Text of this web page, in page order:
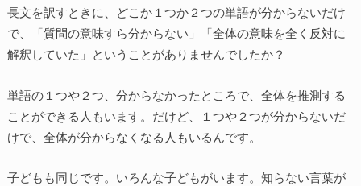
長文を訳すときに、どこか１つか２つの単語が分からないだけ
で、「質問の意味すら分からない」「全体の意味を全く反対に
解釈していた」ということがありませんでしたか？
単語の１つや２つ、分からなかったところで、全体を推測する
ことができる人もいます。だけど、１つや２つが分からないだ
けで、全体が分からなくなる人もいるんです。
子どもも同じです。いろんな子どもがいます。知らない言葉が